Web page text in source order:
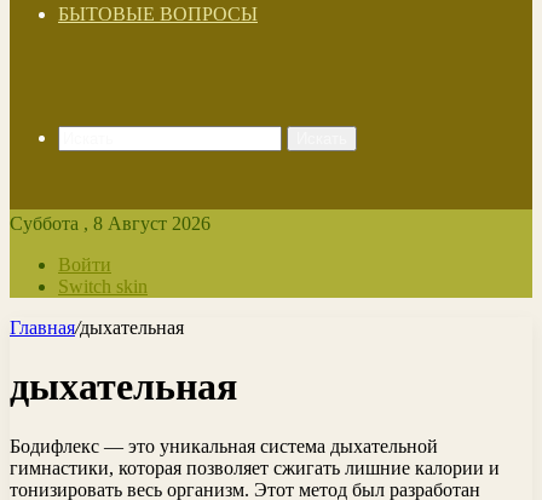
БЫТОВЫЕ ВОПРОСЫ
Суббота , 8 Август 2026
Войти
Switch skin
Главная/дыхательная
дыхательная
Бодифлекс — это уникальная система дыхательной
гимнастики, которая позволяет сжигать лишние калории и
тонизировать весь организм. Этот метод был разработан